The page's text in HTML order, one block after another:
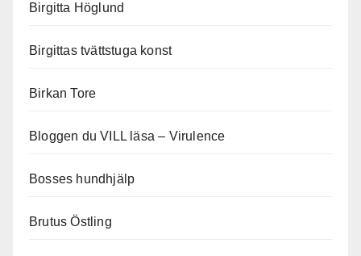
Birgitta Höglund
Birgittas tvättstuga konst
Birkan Tore
Bloggen du VILL läsa – Virulence
Bosses hundhjälp
Brutus Östling